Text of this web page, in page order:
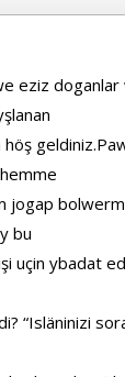
eziz
jogap
bu
uçin ybadat
“Isläninizi